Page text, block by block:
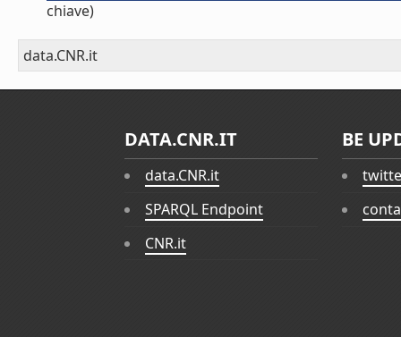
chiave)
data.CNR.it
DATA.CNR.IT
data.CNR.it
SPARQL Endpoint
CNR.it
BE